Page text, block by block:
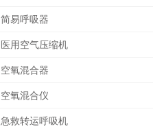
简易呼吸器
医用空气压缩机
空氧混合器
空氧混合仪
急救转运呼吸机